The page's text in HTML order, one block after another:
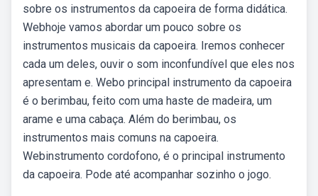
sobre os instrumentos da capoeira de forma didática.
Webhoje vamos abordar um pouco sobre os
instrumentos musicais da capoeira. Iremos conhecer
cada um deles, ouvir o som inconfundível que eles nos
apresentam e. Webo principal instrumento da capoeira
é o berimbau, feito com uma haste de madeira, um
arame e uma cabaça. Além do berimbau, os
instrumentos mais comuns na capoeira.
Webinstrumento cordofono, é o principal instrumento
da capoeira. Pode até acompanhar sozinho o jogo.